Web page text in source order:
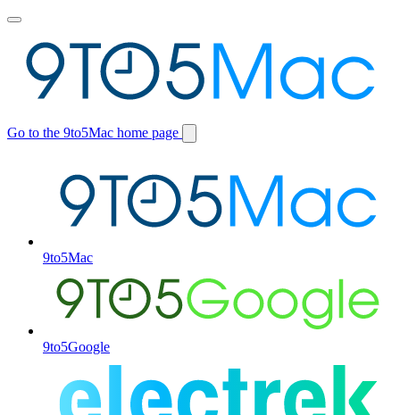
Toggle
menu
Go to the 9to5Mac home page
Switch
9to5Mac
9to5Google